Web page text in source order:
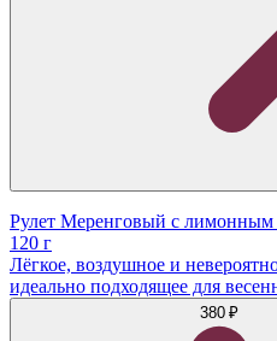
Рулет Меренговый с лимонным
120 г
Лёгкое, воздушное и
идеально подходящее для
380 ₽